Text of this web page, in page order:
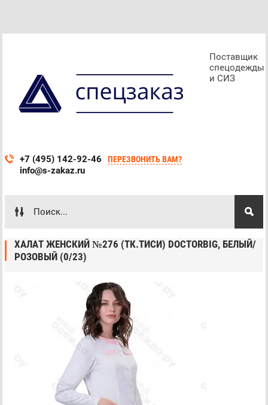
Поставщик
спецодежды
и СИЗ
+7 (495) 142-92-46
info@s-zakaz.ru
ПЕРЕЗВОНИТЬ ВАМ?
ХАЛАТ ЖЕНСКИЙ №276 (ТК.ТИСИ) DOCTORBIG, БЕЛЫЙ/
РОЗОВЫЙ (0/23)